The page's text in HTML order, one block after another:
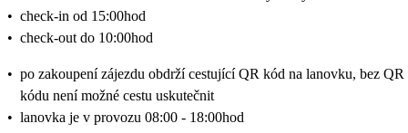
• check-in od 15:00hod
• check-out do 10:00hod
• po zakoupení zájezdu obdrží cestující QR kód na lanovku, bez QR
kódu není možné cestu uskutečnit
• lanovka je v provozu 08:00 - 18:00hod